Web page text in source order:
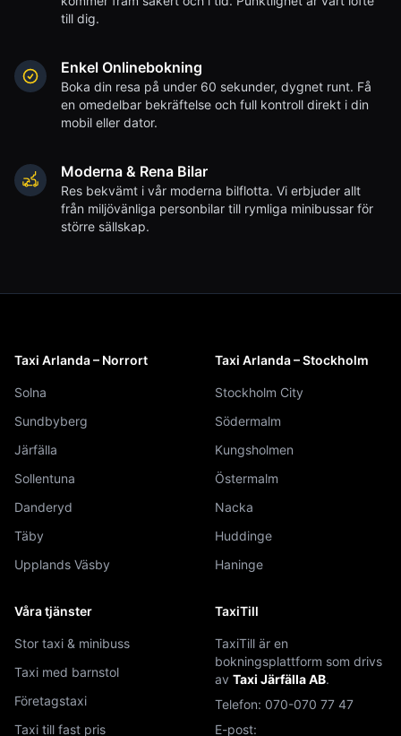
till dig.
Enkel Onlinebokning
Boka din resa på under 60 sekunder, dygnet runt. Få
en omedelbar bekräftelse och full kontroll direkt i din
mobil eller dator.
Moderna & Rena Bilar
Res bekvämt i vår moderna bilflotta. Vi erbjuder allt
från miljövänliga personbilar till rymliga minibussar för
större sällskap.
Taxi Arlanda – Norrort
Solna
Sundbyberg
Järfälla
Sollentuna
Danderyd
Täby
Upplands Väsby
Taxi Arlanda – Stockholm
Stockholm City
Södermalm
Kungsholmen
Östermalm
Nacka
Huddinge
Haninge
Våra tjänster
Stor taxi & minibuss
Taxi med barnstol
Företagstaxi
Taxi till fast pris
TaxiTill
TaxiTill är en
bokningsplattform som drivs
av Taxi Järfälla AB.
Telefon: 070-070 77 47
E-post: